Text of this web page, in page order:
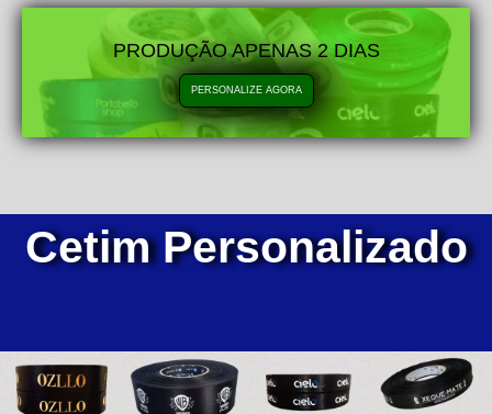
PRODUÇÃO APENAS 2 DIAS
PERSONALIZE AGORA
Cetim Personalizado